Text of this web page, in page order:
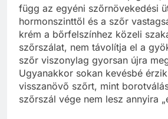
függ az egyéni szőrnövekedési
hormonszinttől és a szőr
krém a bőrfelszínhez közeli
szőrszálat, nem távolítja el a
szőr viszonylag gyorsan újra
Ugyanakkor sokan kevésbé
visszanövő szőrt, mint
szőrszál vége nem lesz annyira